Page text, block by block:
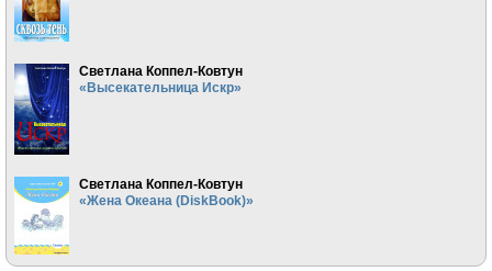
Светлана Коппел-Ковтун
«Высекательница Искр»
Светлана Коппел-Ковтун
«Жена Океана (DiskBook)»